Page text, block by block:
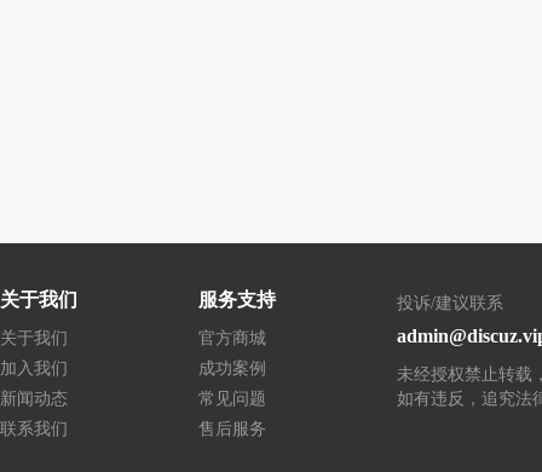
关于我们
关于我们
加入我们
新闻动态
联系我们
服务支持
官方商城
成功案例
常见问题
售后服务
投诉/建议联系
未经授权禁止转载
如有违反，追究法